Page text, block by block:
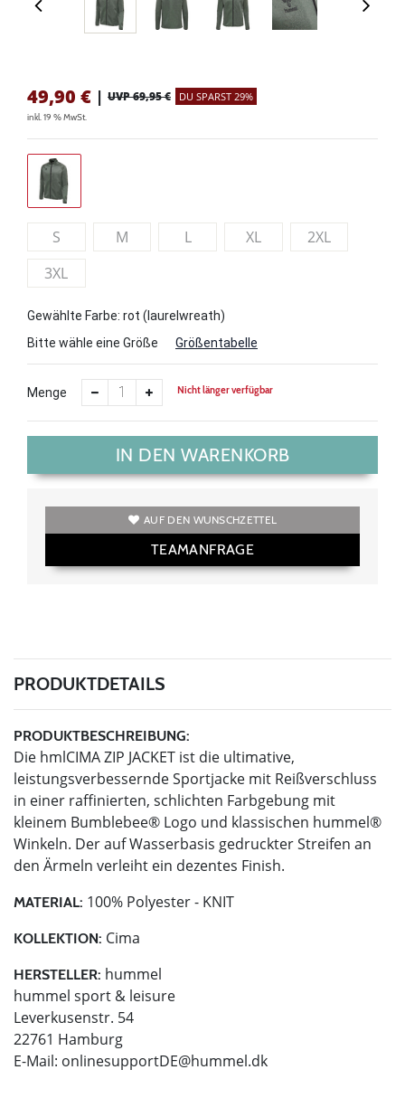
49,90 € | UVP 69,95 € DU SPARST 29%
inkl. 19 % MwSt.
S M L XL
2XL
3XL
Gewählte Farbe: rot (laurelwreath)
Bitte wähle eine Größe
Größentabelle
Menge Nicht länger verfügbar
IN DEN WARENKORB
AUF DEN WUNSCHZETTEL
TEAMANFRAGE
PRODUKTDETAILS
PRODUKTBESCHREIBUNG:
Die hmlCIMA ZIP JACKET ist die ultimative,
leistungsverbessernde Sportjacke mit Reißverschluss
in einer raffinierten, schlichten Farbgebung mit
kleinem Bumblebee® Logo und klassischen hummel®
Winkeln. Der auf Wasserbasis gedruckter Streifen an
den Ärmeln verleiht ein dezentes Finish.
MATERIAL: 100% Polyester - KNIT
KOLLEKTION: Cima
HERSTELLER: hummel
hummel sport & leisure
Leverkusenstr. 54
22761 Hamburg
E-Mail: onlinesupportDE@hummel.dk